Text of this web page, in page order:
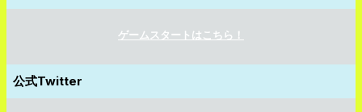
ゲームスタートはこちら！
公式Twitter